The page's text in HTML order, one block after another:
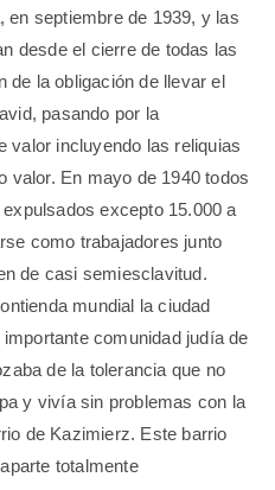
en septiembre de 1939, y las
desde el cierre de todas las
de la obligación de llevar el
pasando por la
valor incluyendo las reliquias
valor. En mayo de 1940 todos
excepto 15.000 a
como trabajadores junto
de casi semiesclavitud.
mundial la ciudad
comunidad judía de
de la tolerancia que no
y vivía sin problemas con la
de Kazimierz. Este barrio
totalmente